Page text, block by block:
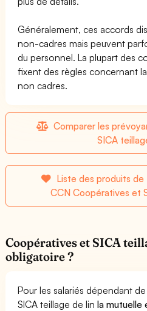
Généralement, ces accords
non-cadres mais peuvent
du personnel. La plupart des
fixent des règles concernant
non cadres.
Comparer les
SICA
Liste des produits
CCN Coopératives et
Coopératives et SICA
obligatoire ?
Pour les salariés dépendant
SICA teillage de linla mutuelle